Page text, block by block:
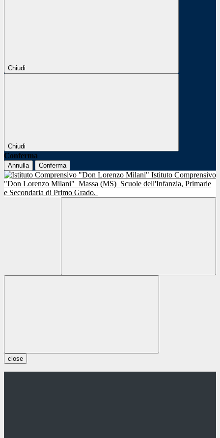
Chiudi
Chiudi
Conferma
Annulla Conferma
Istituto Comprensivo
"Don Lorenzo Milani" Massa (MS) Scuole dell'Infanzia, Primarie
e Secondaria di Primo Grado.
close